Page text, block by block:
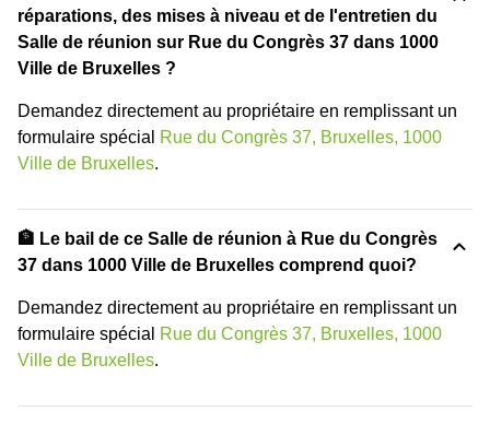
réparations, des mises à niveau et de l'entretien du
Salle de réunion sur Rue du Congrès 37 dans 1000
Ville de Bruxelles ?
Demandez directement au propriétaire en remplissant un
formulaire spécial
Rue du Congrès 37, Bruxelles, 1000
Ville de Bruxelles.
🏦 Le bail de ce Salle de réunion à Rue du Congrès
37 dans 1000 Ville de Bruxelles comprend quoi?
Demandez directement au propriétaire en remplissant un
formulaire spécial
Rue du Congrès 37, Bruxelles, 1000
Ville de Bruxelles.